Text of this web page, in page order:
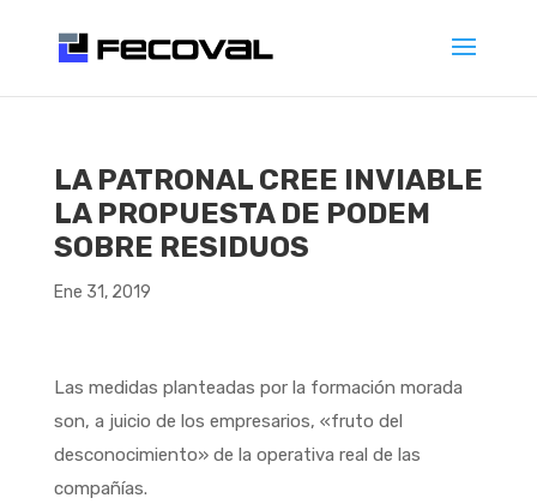
LA PATRONAL CREE INVIABLE
LA PROPUESTA DE PODEM
SOBRE RESIDUOS
Ene 31, 2019
Las medidas planteadas por la formación morada
son, a juicio de los empresarios, «fruto del
desconocimiento» de la operativa real de las
compañías.